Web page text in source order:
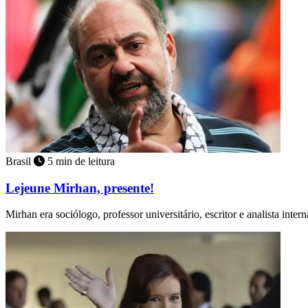
Brasil 5 min de leitura
Lejeune Mirhan, presente!
Mirhan era sociólogo, professor universitário, escritor e analista